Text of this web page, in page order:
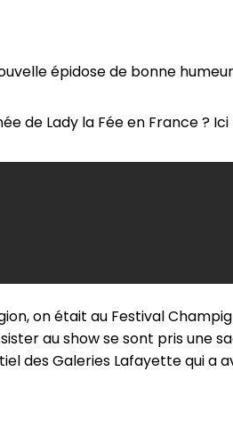
épidose de bonne
de Lady la Fée en France ?
on était au Festival
au show se sont pris une
des Galeries Lafayette qui a